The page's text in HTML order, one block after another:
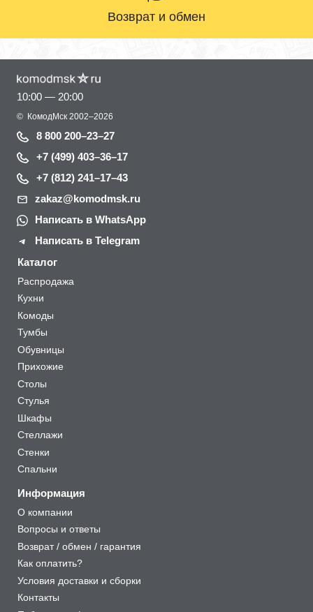
Возврат и обмен
10:00 — 20:00
© КомодМск 2002–2026
8 800 200–23–27
+7 (499) 403–36–17
+7 (812) 241–17–43
zakaz@komodmsk.ru
Написать в WhatsApp
Написать в Telegram
Каталог
Распродажа
Кухни
Комоды
Тумбы
Обувницы
Прихожие
Столы
Стулья
Шкафы
Стеллажи
Стенки
Спальни
Информация
О компании
Вопросы и ответы
Возврат / обмен / гарантия
Как оплатить?
Условия доставки и сборки
Контакты